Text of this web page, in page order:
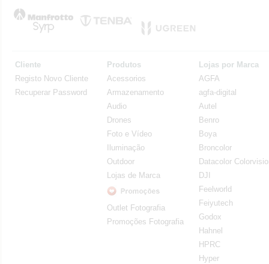
Cliente
Registo Novo Cliente
Recuperar Password
Produtos
Acessorios
Armazenamento
Audio
Drones
Foto e Vídeo
Iluminação
Outdoor
Lojas de Marca
Outlet Fotografia
Promoções Fotografia
Lojas por Marca
AGFA
agfa-digital
Autel
Benro
Boya
Broncolor
Datacolor
DJI
Feelworld
Feiyutech
Godox
Hahnel
HPRC
Hyper